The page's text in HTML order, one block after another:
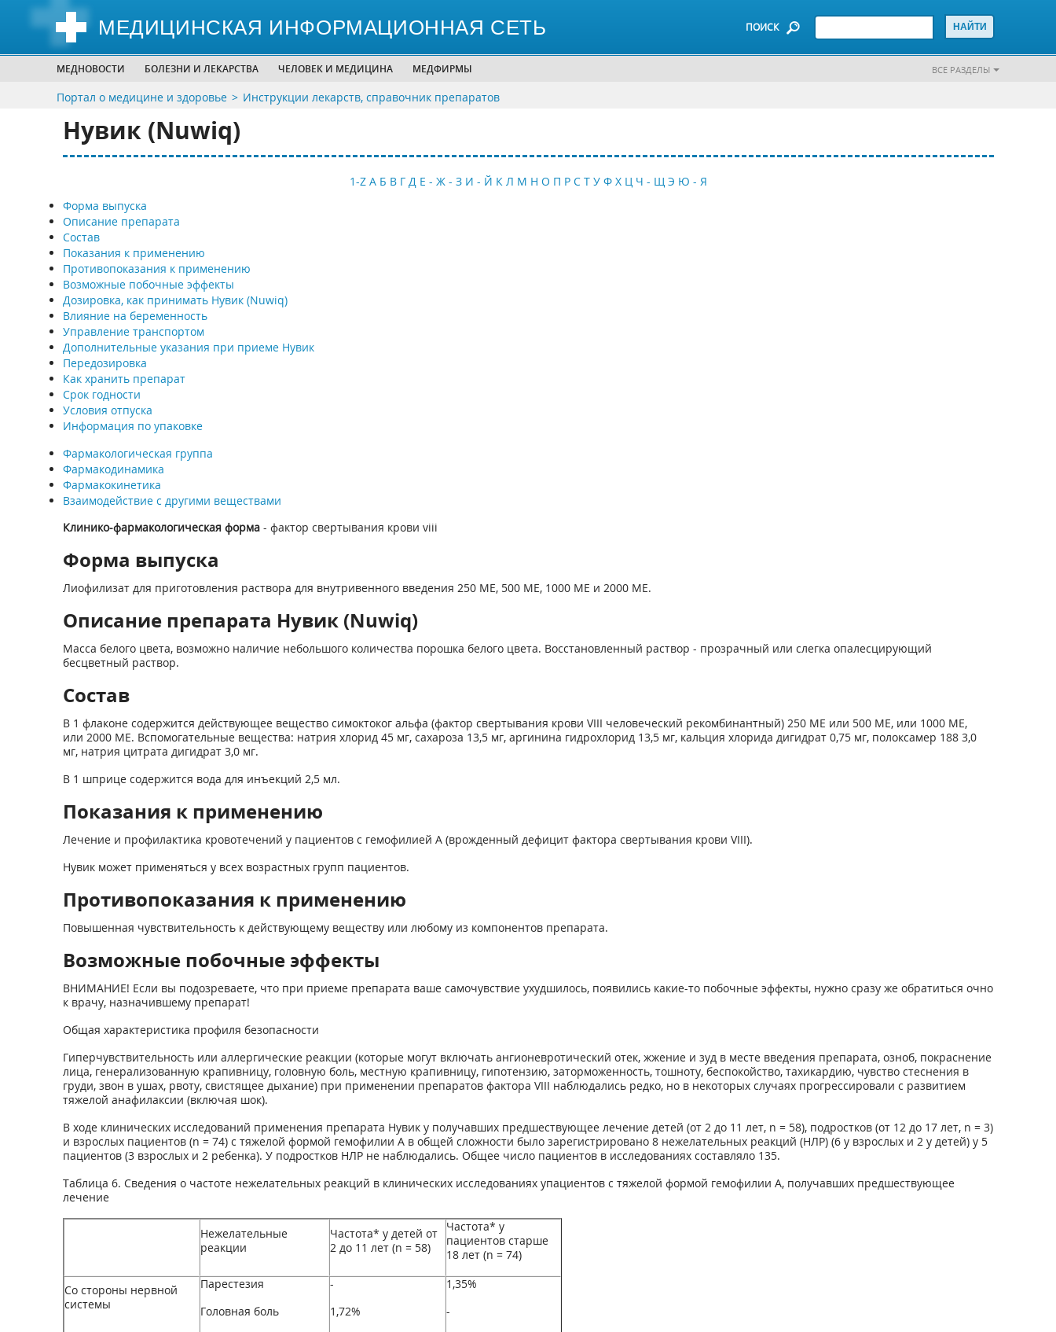
МЕДИЦИНСКАЯ ИНФОРМАЦИОННАЯ СЕТЬ ПОИСК
МЕДНОВОСТИ БОЛЕЗНИ И ЛЕКАРСТВА ЧЕЛОВЕК И МЕДИЦИНА МЕДФИРМЫ ВСЕ РАЗДЕЛЫ
Портал о медицине и здоровье Инструкции лекарств, справочник препаратов
Нувик (Nuwiq)
1-Z А Б В Г Д Е - Ж - З И - Й К Л М Н О П Р С Т У Ф Х Ц Ч - Щ Э Ю - Я
Форма выпуска
Описание препарата
Состав
Показания к применению
Противопоказания к применению
Возможные побочные эффекты
Дозировка, как принимать Нувик (Nuwiq)
Влияние на беременность
Управление транспортом
Дополнительные указания при приеме Нувик
Передозировка
Как хранить препарат
Срок годности
Условия отпуска
Информация по упаковке
Фармакологическая группа
Фармакодинамика
Фармакокинетика
Взаимодействие с другими веществами
Клинико-фармакологическая форма- фактор свертывания крови viii
Форма выпуска
Лиофилизат для приготовления раствора для внутривенного введения 250 ME, 500 ME, 1000 ME и 2000 ME.
Описание препарата Нувик (Nuwiq)
Масса белого цвета, возможно наличие небольшого количества порошка белого цвета. Восстановленный раствор - прозрачный или слегка опалесцирующий
бесцветный раствор.
Состав
В 1 флаконе содержится действующее вещество симоктоког альфа (фактор свертывания крови VIII человеческий рекомбинантный) 250 МЕ или 500 МЕ, или 1000 МЕ,
или 2000 МЕ. Вспомогательные вещества: натрия хлорид 45 мг, сахароза 13,5 мг, аргинина гидрохлорид 13,5 мг, кальция хлорида дигидрат 0,75 мг, полоксамер 188 3,0
мг, натрия цитрата дигидрат 3,0 мг.
В 1 шприце содержится вода для инъекций 2,5 мл.
Показания к применению
Лечение и профилактика кровотечений у пациентов с гемофилией А (врожденный дефицит фактора свертывания крови VIII).
Нувик может применяться у всех возрастных групп пациентов.
Противопоказания к применению
Повышенная чувствительность к действующему веществу или любому из компонентов препарата.
Возможные побочные эффекты
ВНИМАНИЕ! Если вы подозреваете, что при приеме препарата ваше самочувствие ухудшилось, появились какие-то побочные эффекты, нужно сразу же обратиться очно
к врачу, назначившему препарат!
Общая характеристика профиля безопасности
Гиперчувствительность или аллергические реакции (которые могут включать ангионевротический отек, жжение и зуд в месте введения препарата, озноб, покраснение
лица, генерализованную крапивницу, головную боль, местную крапивницу, гипотензию, заторможенность, тошноту, беспокойство, тахикардию, чувство стеснения в
груди, звон в ушах, рвоту, свистящее дыхание) при применении препаратов фактора VIII наблюдались редко, но в некоторых случаях прогрессировали с развитием
тяжелой анафилаксии (включая шок).
В ходе клинических исследований применения препарата Нувик у получавших предшествующее лечение детей (от 2 до 11 лет, n = 58), подростков (от 12 до 17 лет, n = 3)
и взрослых пациентов (n = 74) с тяжелой формой гемофилии А в общей сложности было зарегистрировано 8 нежелательных реакций (НЛР) (6 у взрослых и 2 у детей) у 5
пациентов (3 взрослых и 2 ребенка). У подростков НЛР не наблюдались. Общее число пациентов в исследованиях составляло 135.
Таблица 6. Сведения о частоте нежелательных реакций в клинических исследованиях упациентов с тяжелой формой гемофилии А, получавших предшествующее
лечение
Нежелательные
реакции
Частота* у детей от
2 до 11 лет (n = 58)
Частота* у
пациентов старше
18 лет (n = 74)
Со стороны нервной
системы
Парестезия
Головная боль
-
1,72%
1,35%
-